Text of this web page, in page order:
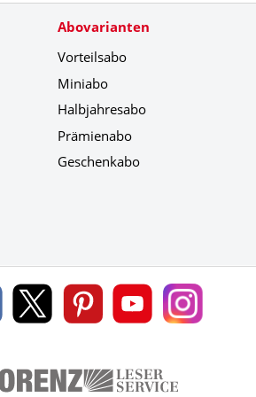
Abovarianten
Vorteilsabo
Miniabo
Halbjahresabo
Prämienabo
Geschenkabo
Lorenz
Leserservice
Lorenz
Leserservice
Lorenz
Leserservice
Lorenz
Leserservice
Lorenz